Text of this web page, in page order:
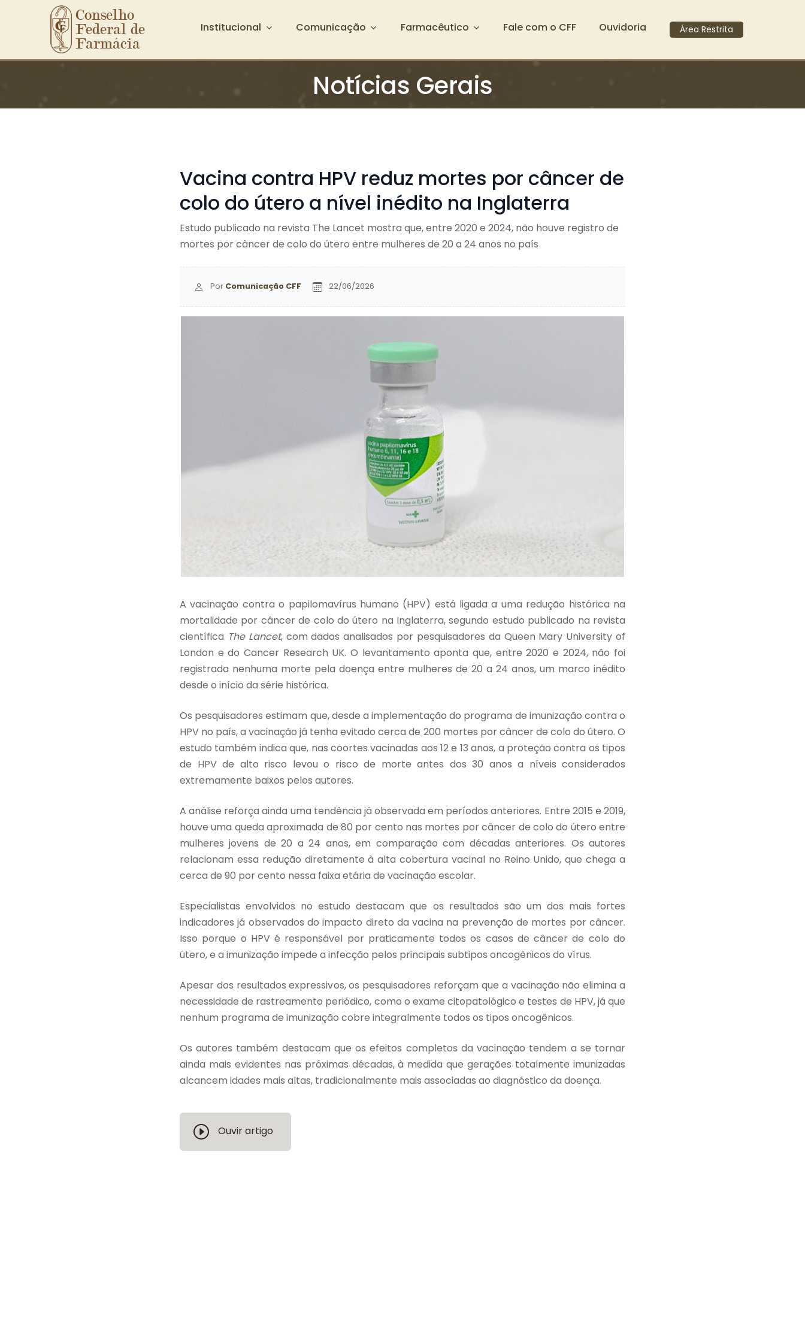
Ir para o conteúdo principal
Conselho
Federal de
Farmácia
Institucional Comunicação Farmacêutico Fale com o CFF Ouvidoria Área Restrita
Notícias Gerais
Vacina contra HPV reduz mortes por câncer de
colo do útero a nível inédito na Inglaterra
Estudo publicado na revista The Lancet mostra que, entre 2020 e 2024, não houve registro de
mortes por câncer de colo do útero entre mulheres de 20 a 24 anos no país
Por Comunicação CFF 22/06/2026
A vacinação contra o papilomavírus humano (HPV) está ligada a uma redução histórica na
mortalidade por câncer de colo do útero na Inglaterra, segundo estudo publicado na revista
científica The Lancet, com dados analisados por pesquisadores da Queen Mary University of
London e do Cancer Research UK. O levantamento aponta que, entre 2020 e 2024, não foi
registrada nenhuma morte pela doença entre mulheres de 20 a 24 anos, um marco inédito
desde o início da série histórica.
Os pesquisadores estimam que, desde a implementação do programa de imunização contra o
HPV no país, a vacinação já tenha evitado cerca de 200 mortes por câncer de colo do útero. O
estudo também indica que, nas coortes vacinadas aos 12 e 13 anos, a proteção contra os tipos
de HPV de alto risco levou o risco de morte antes dos 30 anos a níveis considerados
extremamente baixos pelos autores.
A análise reforça ainda uma tendência já observada em períodos anteriores. Entre 2015 e 2019,
houve uma queda aproximada de 80 por cento nas mortes por câncer de colo do útero entre
mulheres jovens de 20 a 24 anos, em comparação com décadas anteriores. Os autores
relacionam essa redução diretamente à alta cobertura vacinal no Reino Unido, que chega a
cerca de 90 por cento nessa faixa etária de vacinação escolar.
Especialistas envolvidos no estudo destacam que os resultados são um dos mais fortes
indicadores já observados do impacto direto da vacina na prevenção de mortes por câncer.
Isso porque o HPV é responsável por praticamente todos os casos de câncer de colo do
útero, e a imunização impede a infecção pelos principais subtipos oncogênicos do vírus.
Apesar dos resultados expressivos, os pesquisadores reforçam que a vacinação não elimina a
necessidade de rastreamento periódico, como o exame citopatológico e testes de HPV, já que
nenhum programa de imunização cobre integralmente todos os tipos oncogênicos.
Os autores também destacam que os efeitos completos da vacinação tendem a se tornar
ainda mais evidentes nas próximas décadas, à medida que gerações totalmente imunizadas
alcancem idades mais altas, tradicionalmente mais associadas ao diagnóstico da doença.
Ouvir artigo